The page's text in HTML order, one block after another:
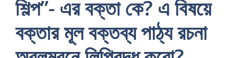
শিল্প”- এর বক্তা কে? এ বিষয়ে
বক্তার মূল বক্তব্য পাঠ্য রচনা